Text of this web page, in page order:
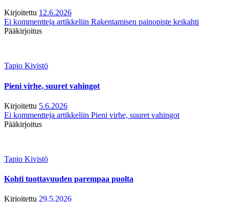
Kirjoitettu 12.6.2026
Ei kommentteja artikkeliin Rakentamisen painopiste keikahti
Pääkirjoitus
Tapio Kivistö
Pieni virhe, suuret vahingot
Kirjoitettu 5.6.2026
Ei kommentteja artikkeliin Pieni virhe, suuret vahingot
Pääkirjoitus
Tapio Kivistö
Kohti tuottavuuden parempaa puolta
Kirjoitettu 29.5.2026